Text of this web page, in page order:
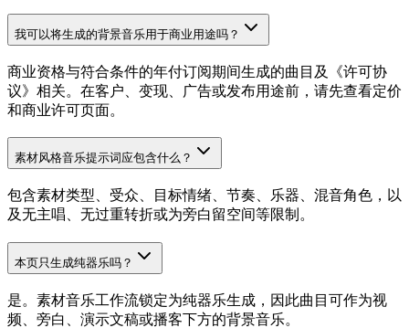
我可以将生成的背景音乐用于商业用途吗？
商业资格与符合条件的年付订阅期间生成的曲目及《许可协
议》相关。在客户、变现、广告或发布用途前，请先查看定价
和商业许可页面。
素材风格音乐提示词应包含什么？
包含素材类型、受众、目标情绪、节奏、乐器、混音角色，以
及无主唱、无过重转折或为旁白留空间等限制。
本页只生成纯器乐吗？
是。素材音乐工作流锁定为纯器乐生成，因此曲目可作为视
频、旁白、演示文稿或播客下方的背景音乐。